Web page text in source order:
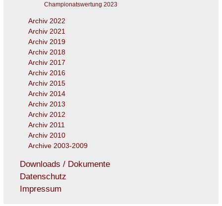
Championatswertung 2023
Archiv 2022
Archiv 2021
Archiv 2019
Archiv 2018
Archiv 2017
Archiv 2016
Archiv 2015
Archiv 2014
Archiv 2013
Archiv 2012
Archiv 2011
Archiv 2010
Archive 2003-2009
Downloads / Dokumente
Datenschutz
Impressum